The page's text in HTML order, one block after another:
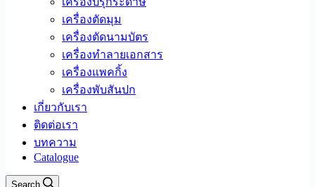
เครื่องตัดมุม
เครื่องตัดนามบัตร
เครื่องทำลายเอกสาร
เครื่องแพคกิ้ง
เครื่องพับสันปก
เกี่ยวกับเรา
ติดต่อเรา
บทความ
Catalogue
Search